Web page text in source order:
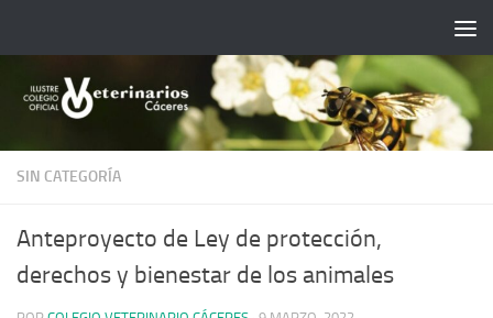
SIN CATEGORÍA
Anteproyecto de Ley de protección,
derechos y bienestar de los animales